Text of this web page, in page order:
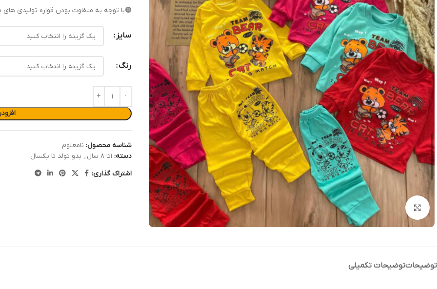
بزرگنمایی تصویر
🟠با توجه به متفاوت بودن قواره تولیدی
سایز
رنگ
شناسه محصول: نامعلوم
دسته: ۱تا ۸ سال , بدو تولد تا یکسال
اشتراک گذاری:
توضیحاتتوضیحات تکمیلی